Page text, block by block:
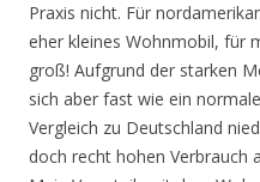
Praxis nicht. Für
eher kleines Wohnmobil, für
groß! Aufgrund der starken
sich aber fast wie ein
Vergleich zu Deutschland
doch recht hohen Verbrauch